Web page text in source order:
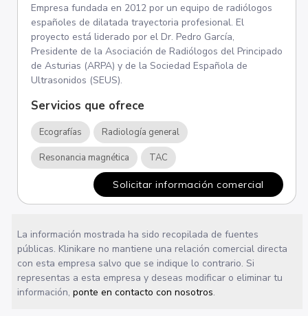
Empresa fundada en 2012 por un equipo de radiólogos
españoles de dilatada trayectoria profesional. El
proyecto está liderado por el Dr. Pedro García,
Presidente de la Asociación de Radiólogos del Principado
de Asturias (ARPA) y de la Sociedad Española de
Ultrasonidos (SEUS).
Servicios que ofrece
Ecografías Radiología general
Resonancia magnética TAC
Solicitar información comercial
La información mostrada ha sido recopilada de fuentes
públicas. Klinikare no mantiene una relación comercial directa
con esta empresa salvo que se indique lo contrario. Si
representas a esta empresa y deseas modificar o eliminar tu
información,ponte en contacto con nosotros.